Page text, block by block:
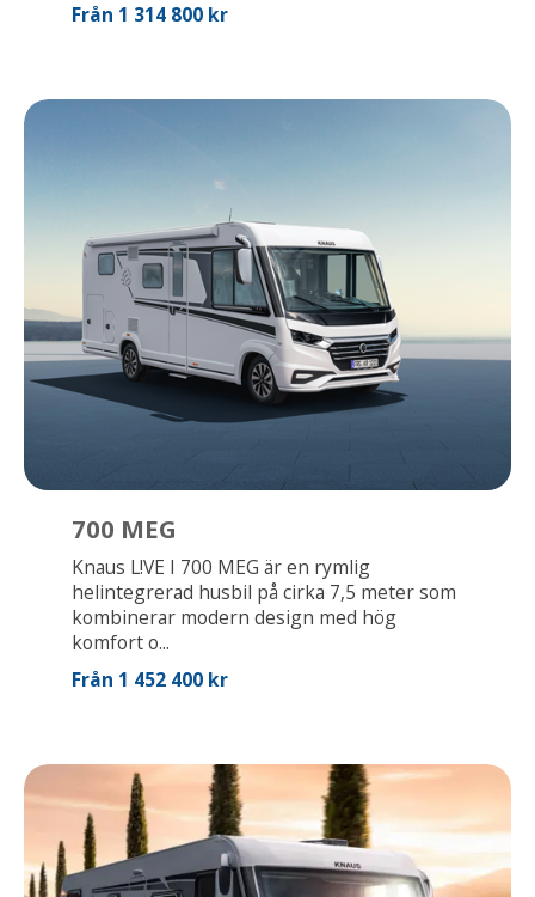
Från 1 314 800 kr
700 MEG
Knaus L!VE I 700 MEG är en rymlig
helintegrerad husbil på cirka 7,5 meter som
kombinerar modern design med hög
komfort o...
Från 1 452 400 kr